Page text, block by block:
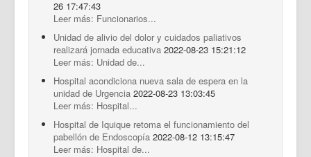
26 17:47:43
Leer más: Funcionarios...
Unidad de alivio del dolor y cuidados paliativos
realizará jornada educativa 2022-08-23 15:21:12
Leer más: Unidad de...
Hospital acondiciona nueva sala de espera en la
unidad de Urgencia 2022-08-23 13:03:45
Leer más: Hospital...
Hospital de Iquique retoma el funcionamiento del
pabellón de Endoscopía 2022-08-12 13:15:47
Leer más: Hospital de...